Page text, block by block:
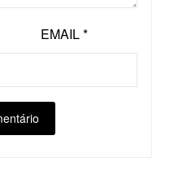
EMAIL*